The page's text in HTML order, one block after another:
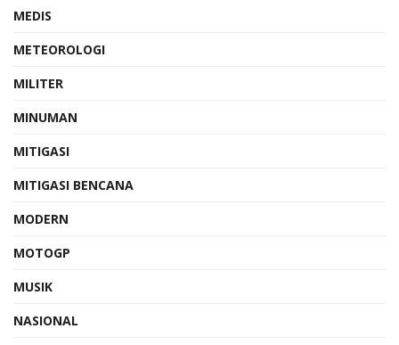
MEDIS
METEOROLOGI
MILITER
MINUMAN
MITIGASI
MITIGASI BENCANA
MODERN
MOTOGP
MUSIK
NASIONAL